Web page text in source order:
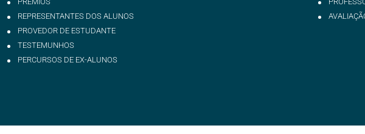
REPRESENTANTES DOS ALUNOS
PROVEDOR DE ESTUDANTE
TESTEMUNHOS
PERCURSOS DE EX-ALUNOS